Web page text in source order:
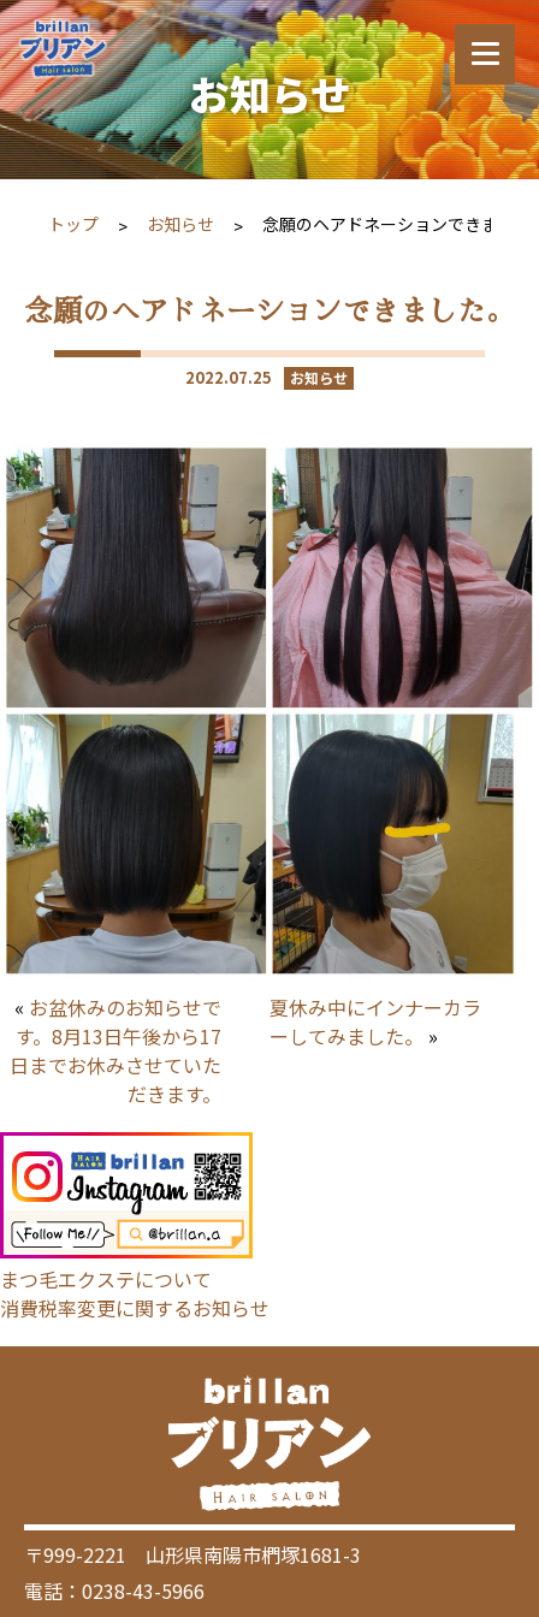
お知らせ
トップ お知らせ 念願のヘアドネーションできました
念願のヘアドネーションできました。
2022.07.25 お知らせ
« お盆休みのお知らせで
す。8月13日午後から17
日までお休みさせていた
だきます。
夏休み中にインナーカラ
ーしてみました。
»
まつ毛エクステについて
消費税率変更に関するお知らせ
〒999-2221 山形県南陽市椚塚1681-3
電話：0238-43-5966